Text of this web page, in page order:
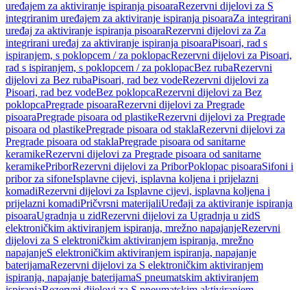
uređajem za aktiviranje ispiranja pisoaraRezervni dijelovi za S
integriranim uređajem za aktiviranje ispiranja pisoaraZa integrirani
uređaj za aktiviranje ispiranja pisoaraRezervni dijelovi za Za
integrirani uređaj za aktiviranje ispiranja pisoaraPisoari, rad s
ispiranjem, s poklopcem / za poklopacRezervni dijelovi za Pisoari,
rad s ispiranjem, s poklopcem / za poklopacBez rubaRezervni
dijelovi za Bez rubaPisoari, rad bez vodeRezervni dijelovi za
Pisoari, rad bez vodeBez poklopcaRezervni dijelovi za Bez
poklopcaPregrade pisoaraRezervni dijelovi za Pregrade
pisoaraPregrade pisoara od plastikeRezervni dijelovi za Pregrade
pisoara od plastikePregrade pisoara od staklaRezervni dijelovi za
Pregrade pisoara od staklaPregrade pisoara od sanitarne
keramikeRezervni dijelovi za Pregrade pisoara od sanitarne
keramikePriborRezervni dijelovi za PriborPoklopac pisoaraSifoni i
pribor za sifoneIsplavne cijevi, isplavna koljena i prijelazni
komadiRezervni dijelovi za Isplavne cijevi, isplavna koljena i
prijelazni komadiPričvrsni materijaliUređaji za aktiviranje ispiranja
pisoaraUgradnja u zidRezervni dijelovi za Ugradnja u zidS
elektroničkim aktiviranjem ispiranja, mrežno napajanjeRezervni
dijelovi za S elektroničkim aktiviranjem ispiranja, mrežno
napajanjeS elektroničkim aktiviranjem ispiranja, napajanje
baterijamaRezervni dijelovi za S elektroničkim aktiviranjem
ispiranja, napajanje baterijamaS pneumatskim aktiviranjem